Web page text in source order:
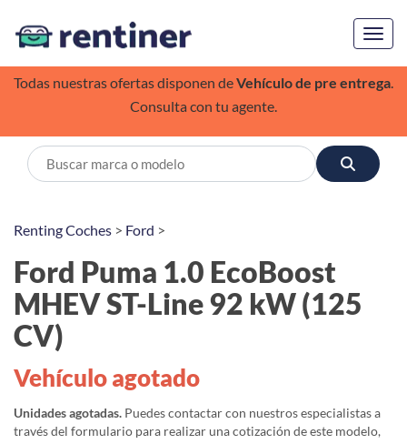
Todas nuestras ofertas disponen deVehículo de pre entrega.
Consulta con tu agente.
Renting Coches > Ford >
Ford Puma 1.0 EcoBoost
MHEV ST-Line 92 kW (125
CV)
Vehículo agotado
Unidades agotadas. Puedes contactar con nuestros especialistas a
través del formulario para realizar una cotización de este modelo,